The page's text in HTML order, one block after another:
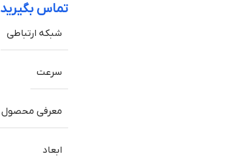
تماس بگیرید
شبکه ارتباطی
سرعت
معرفی محصول
ابعاد